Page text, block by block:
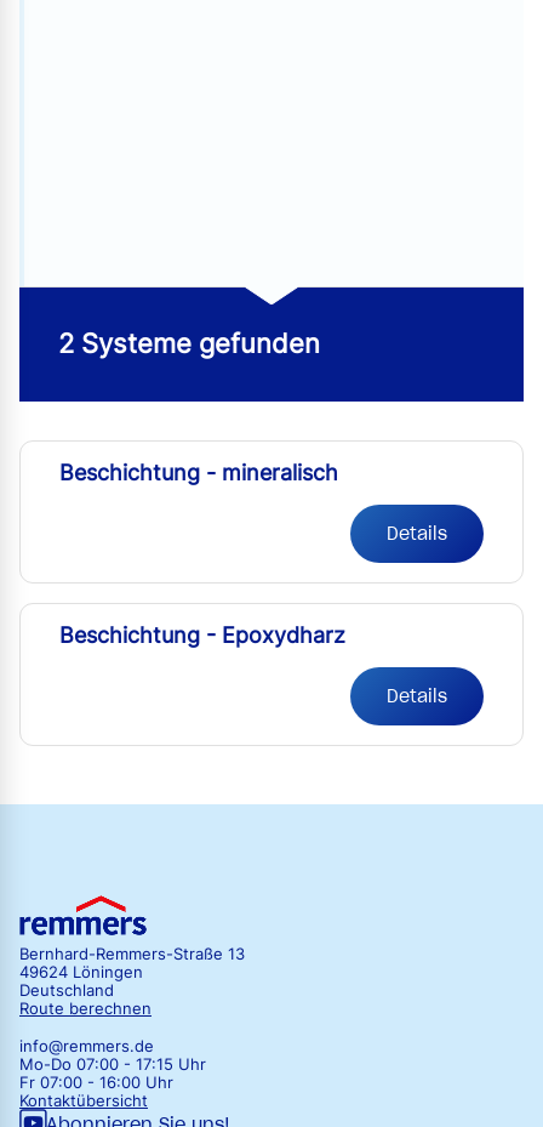
2 Systeme gefunden
Beschichtung - mineralisch
Details
Beschichtung - Epoxydharz
Details
Bernhard-Remmers-Straße 13
49624 Löningen
Deutschland
Route berechnen
info@remmers.de
Mo-Do 07:00 - 17:15 Uhr
Fr 07:00 - 16:00 Uhr
Kontaktübersicht